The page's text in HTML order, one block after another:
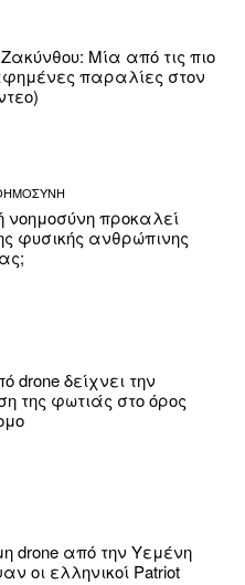
Μία από τις πιο
παραλίες στον
νοημοσύνη προκαλεί
φυσικής ανθρώπινης
drone δείχνει την
της φωτιάς στο όρος
drone από την Υεμένη
οι ελληνικοί Patriot